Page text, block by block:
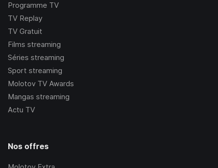
Programme TV
TV Replay
TV Gratuit
Films streaming
Séries streaming
Sport streaming
Molotov TV Awards
Mangas streaming
Actu TV
Nos offres